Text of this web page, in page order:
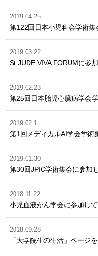
2019.04.25
第122回日本小児科会学術集
2019.03.22
St.JUDE VIVA FORUMに参
2019.02.23
第25回日本胎児心臓病学会
2019.02.1
第1回メディカルAI学会学術
2019.01.30
第30回JPIC学術集会に参加
2018.11.22
小児血液がん学会に参加して
2018.09.28
「大学院生の生活」ページ